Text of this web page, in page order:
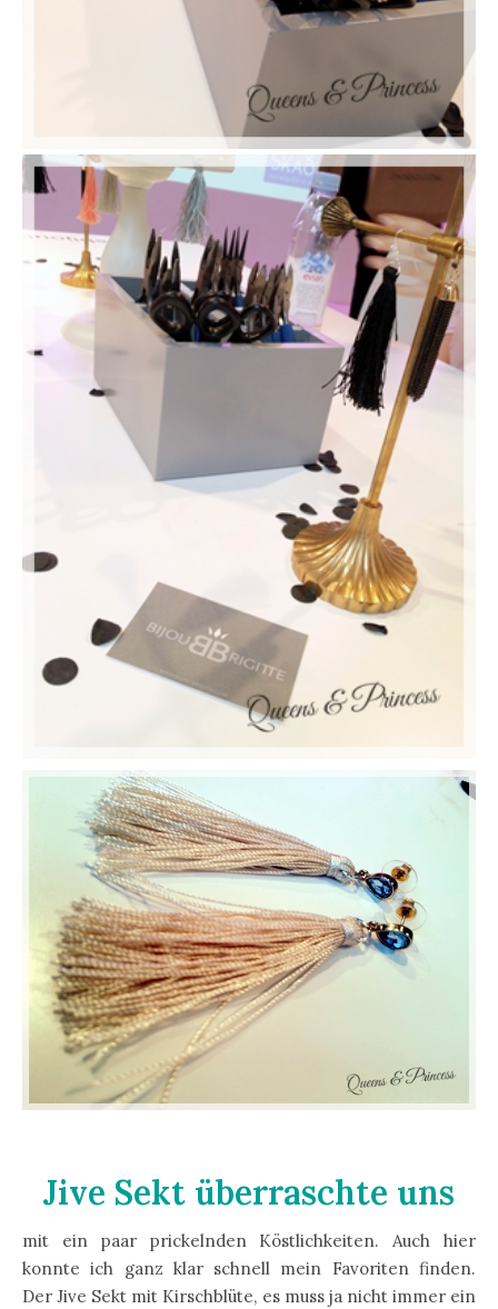
Jive Sekt überraschte uns
mit ein paar prickelnden Köstlichkeiten. Auch hier
konnte ich ganz klar schnell mein Favoriten finden.
Der Jive Sekt mit Kirschblüte, es muss ja nicht immer ein